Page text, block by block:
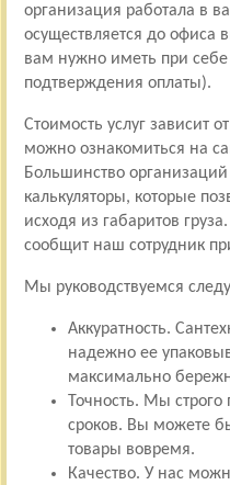
организация работала в
осуществляется до офиса
вам нужно иметь при
подтверждения оплаты).
Стоимость услуг зависит
можно ознакомиться на
Большинство
калькуляторы, которые
исходя из габаритов
сообщит наш сотрудник
Мы руководствуемся
Аккуратность.
надежно ее
максимально
Точность. Мы
сроков. Вы можете
товары вовремя.
Качество. У нас